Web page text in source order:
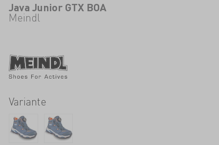
Java Junior GTX BOA
Meindl
Variante